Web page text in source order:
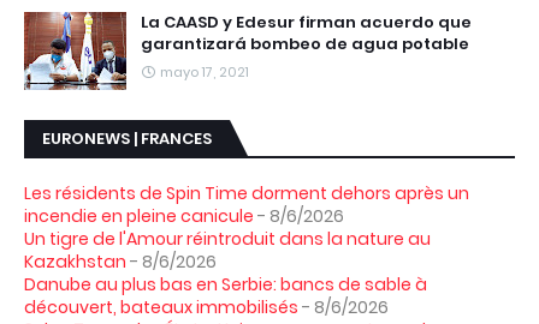
La CAASD y Edesur firman acuerdo que
garantizará bombeo de agua potable
mayo 17, 2021
EURONEWS | FRANCES
Les résidents de Spin Time dorment dehors après un
incendie en pleine canicule - 8/6/2026
Un tigre de l'Amour réintroduit dans la nature au
Kazakhstan - 8/6/2026
Danube au plus bas en Serbie: bancs de sable à
découvert, bateaux immobilisés - 8/6/2026